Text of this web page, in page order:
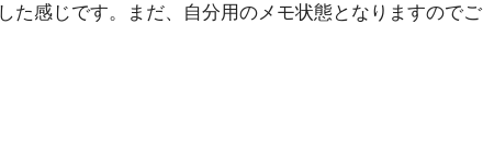
た感じです。まだ、自分用のメモ状態となりますのでご